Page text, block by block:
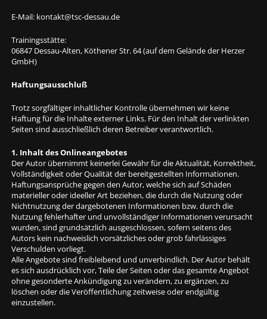
E-Mail: kontakt@tsc-dessau.de
Trainingsstätte:
06847 Dessau-Alten, Köthener Str. 64 (auf dem Gelände der Herzer
GmbH)
Haftungsausschluß
Trotz sorgfältiger inhaltlicher Kontrolle übernehmen wir keine
Haftung für die Inhalte externer Links. Für den Inhalt der verlinkten
Seiten sind ausschließlich deren Betreiber verantwortlich.
1. Inhalt des Onlineangebotes
Der Autor übernimmt keinerlei Gewähr für die Aktualität, Korrektheit,
Vollständigkeit oder Qualität der bereitgestellten Informationen.
Haftungsansprüche gegen den Autor, welche sich auf Schäden
materieller oder ideeller Art beziehen, die durch die Nutzung oder
Nichtnutzung der dargebotenen Informationen bzw. durch die
Nutzung fehlerhafter und unvollständiger Informationen verursacht
wurden, sind grundsätzlich ausgeschlossen, sofern seitens des
Autors kein nachweislich vorsätzliches oder grob fahrlässiges
Verschulden vorliegt.
Alle Angebote sind freibleibend und unverbindlich. Der Autor behält
es sich ausdrücklich vor, Teile der Seiten oder das gesamte Angebot
ohne gesonderte Ankündigung zu verändern, zu ergänzen, zu
löschen oder die Veröffentlichung zeitweise oder endgültig
einzustellen.